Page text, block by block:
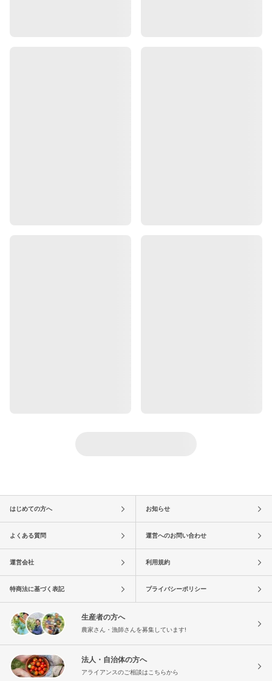
はじめての方へ お知らせ
よくある質問 運営へのお問い合わせ
運営会社 利用規約
特商法に基づく表記 プライバシーポリシー
生産者の方へ
農家さん・漁師さんを募集しています!
法人・自治体の方へ
アライアンスのご相談はこちらから